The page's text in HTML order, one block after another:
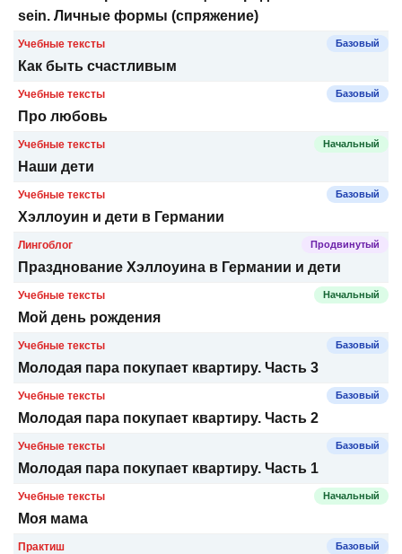
sein. Личные формы (спряжение)
Учебные тексты Базовый
Как быть счастливым
Учебные тексты Базовый
Про любовь
Учебные тексты Начальный
Наши дети
Учебные тексты Базовый
Хэллоуин и дети в Германии
Лингоблог Продвинутый
Празднование Хэллоуина в Германии и дети
Учебные тексты Начальный
Мой день рождения
Учебные тексты Базовый
Молодая пара покупает квартиру. Часть 3
Учебные тексты Базовый
Молодая пара покупает квартиру. Часть 2
Учебные тексты Базовый
Молодая пара покупает квартиру. Часть 1
Учебные тексты Начальный
Моя мама
Практиш Базовый